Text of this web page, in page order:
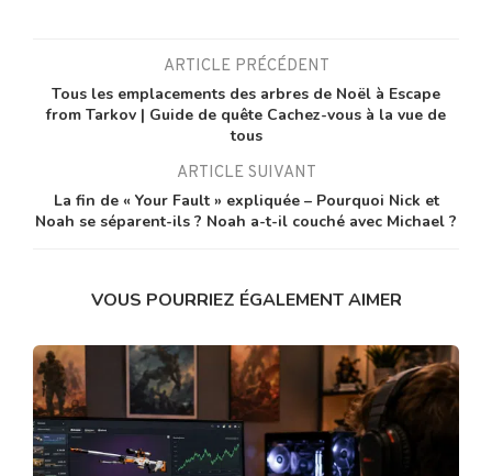
ARTICLE PRÉCÉDENT
Tous les emplacements des arbres de Noël à Escape
from Tarkov | Guide de quête Cachez-vous à la vue de
tous
ARTICLE SUIVANT
La fin de « Your Fault » expliquée – Pourquoi Nick et
Noah se séparent-ils ? Noah a-t-il couché avec Michael ?
VOUS POURRIEZ ÉGALEMENT AIMER